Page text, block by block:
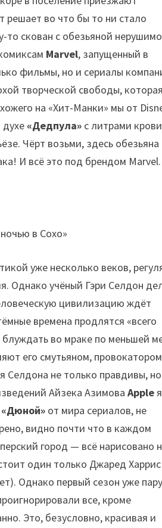
во что бы то ни стало
скован с обезьяной
Marvel, запущенный в
фильмы, но и сериалы
творческой свободы, которая
на «Хит-Манки» мы от
«Дедпула» с литрами
Чёрт возьми, здесь обезьяна
И всё это под брендом Marvel.
уже несколько веков,
Однако учёный Гэри Селдон
цивилизацию ждёт
времена продлятся «всего
блуждать во мраке по меньшей
его смутьяном,
Селдона не только правдивы,
Айзека АзимоваApple
«Дюной» от мира сериалов, не
видно почти что в каждом
город — всё нарисовано
один только Джаред Харрис
Однако первый сезон уже пару
все, кроме
Это, безусловно, красивая и